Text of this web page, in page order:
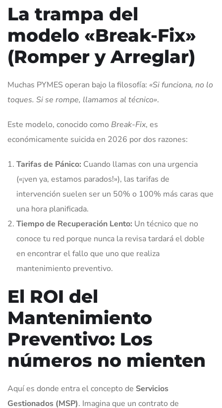
La trampa del
modelo «Break-Fix»
(Romper y Arreglar)
Muchas PYMES operan bajo la filosofía: «Si funciona, no lo
toques. Si se rompe, llamamos al técnico».
Este modelo, conocido como Break-Fix, es
económicamente suicida en 2026 por dos razones:
Tarifas de Pánico: Cuando llamas con una urgencia
(«¡ven ya, estamos parados!»), las tarifas de
intervención suelen ser un 50% o 100% más caras que
una hora planificada.
Tiempo de Recuperación Lento: Un técnico que no
conoce tu red porque nunca la revisa tardará el doble
en encontrar el fallo que uno que realiza
mantenimiento preventivo.
El ROI del
Mantenimiento
Preventivo: Los
números no mienten
Aquí es donde entra el concepto de Servicios
Gestionados (MSP). Imagina que un contrato de